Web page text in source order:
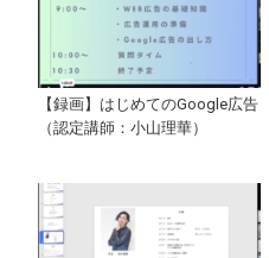
【録画】はじめてのGoogle広告
（認定講師：小山理華）